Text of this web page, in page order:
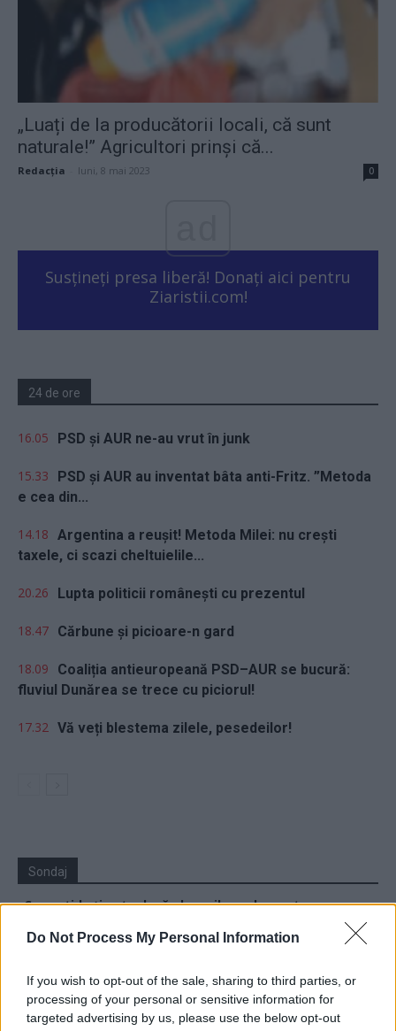
Do Not Process My Personal Information
If you wish to opt-out of the sale, sharing to third parties, or
processing of your personal or sensitive information for
targeted advertising by us, please use the below opt-out
„Luați de la producătorii locali, că sunt
naturale!” Agricultori prinși că...
Redacţia luni, 8 mai 2023 0
Susțineți presa liberă! Donați aici pentru
Ziaristii.com!
24 de ore
16.05 PSD și AUR ne-au vrut în junk
15.33
PSD și AUR au inventat bâta anti-Fritz. ”Metoda
e cea din...
14.18 Argentina a reușit! Metoda Milei: nu crești
taxele, ci scazi cheltuielile...
20.26 Lupta politicii românești cu prezentul
18.47 Cărbune și picioare-n gard
18.09
Coaliția antieuropeană PSD–AUR se bucură:
fluviul Dunărea se trece cu piciorul!
17.32 Vă veți blestema zilele, pesedeilor!
Sondaj
Ce partid ați vota dacă alegerile parlamentare ar avea
PNL
PSD